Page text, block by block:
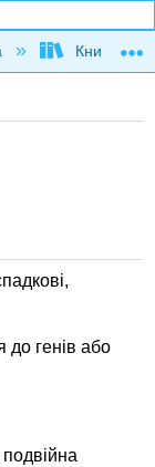
Книга:
до генів або